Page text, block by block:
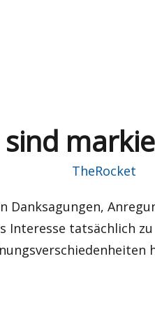
sind
Autor
TheRocket
Danksagungen,
Interesse tatsächlich